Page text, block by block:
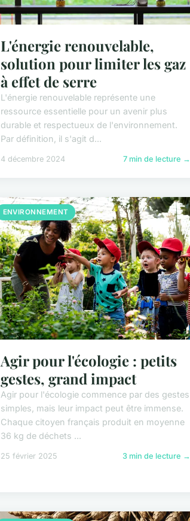
L'énergie renouvelable,
solution pour limiter les gaz
à effet de serre
L'énergie renouvelable représente une
ressource essentielle pour un avenir plus
durable et respectueux de l'environnement.
Par définition, il s'agit d...
4 décembre 2024 7 min de lecture →
ENVIRONNEMENT
Agir pour l'écologie : petits
gestes, grand impact
Agir pour l'écologie commence par des gestes
simples, mais leur impact peut être immense.
Chaque citoyen français produit en moyenne
36 kg de déchets ...
25 février 2025 3 min de lecture →